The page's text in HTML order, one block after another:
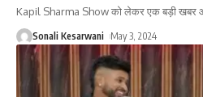
Kapil Sharma Show को लेकर एक बड़ी खबर
Sonali Kesarwani May 3, 2024